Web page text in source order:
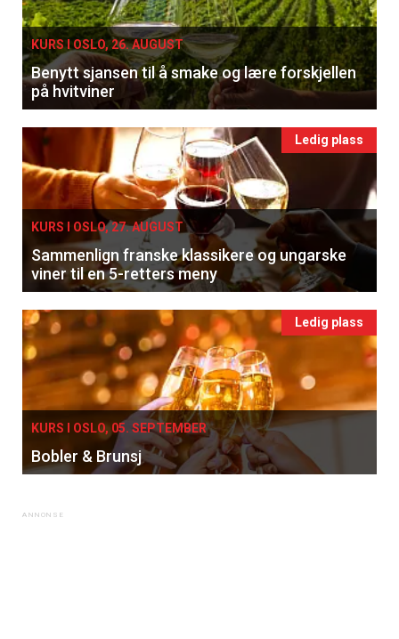
KURS I OSLO, 26. AUGUST
Benytt sjansen til å smake og lære forskjellen
på hvitviner
Ledig plass
KURS I OSLO, 27. AUGUST
Sammenlign franske klassikere og ungarske
viner til en 5-retters meny
Ledig plass
KURS I OSLO, 05. SEPTEMBER
Bobler & Brunsj